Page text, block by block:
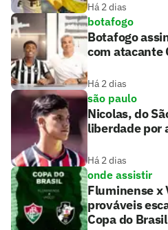
Há 2 dias
botafogo
Botafogo
com atacante
Há 2 dias
são paulo
Nicolas, do
liberdade por
Há 2 dias
onde assistir
Fluminense x
prováveis
Copa do Brasil